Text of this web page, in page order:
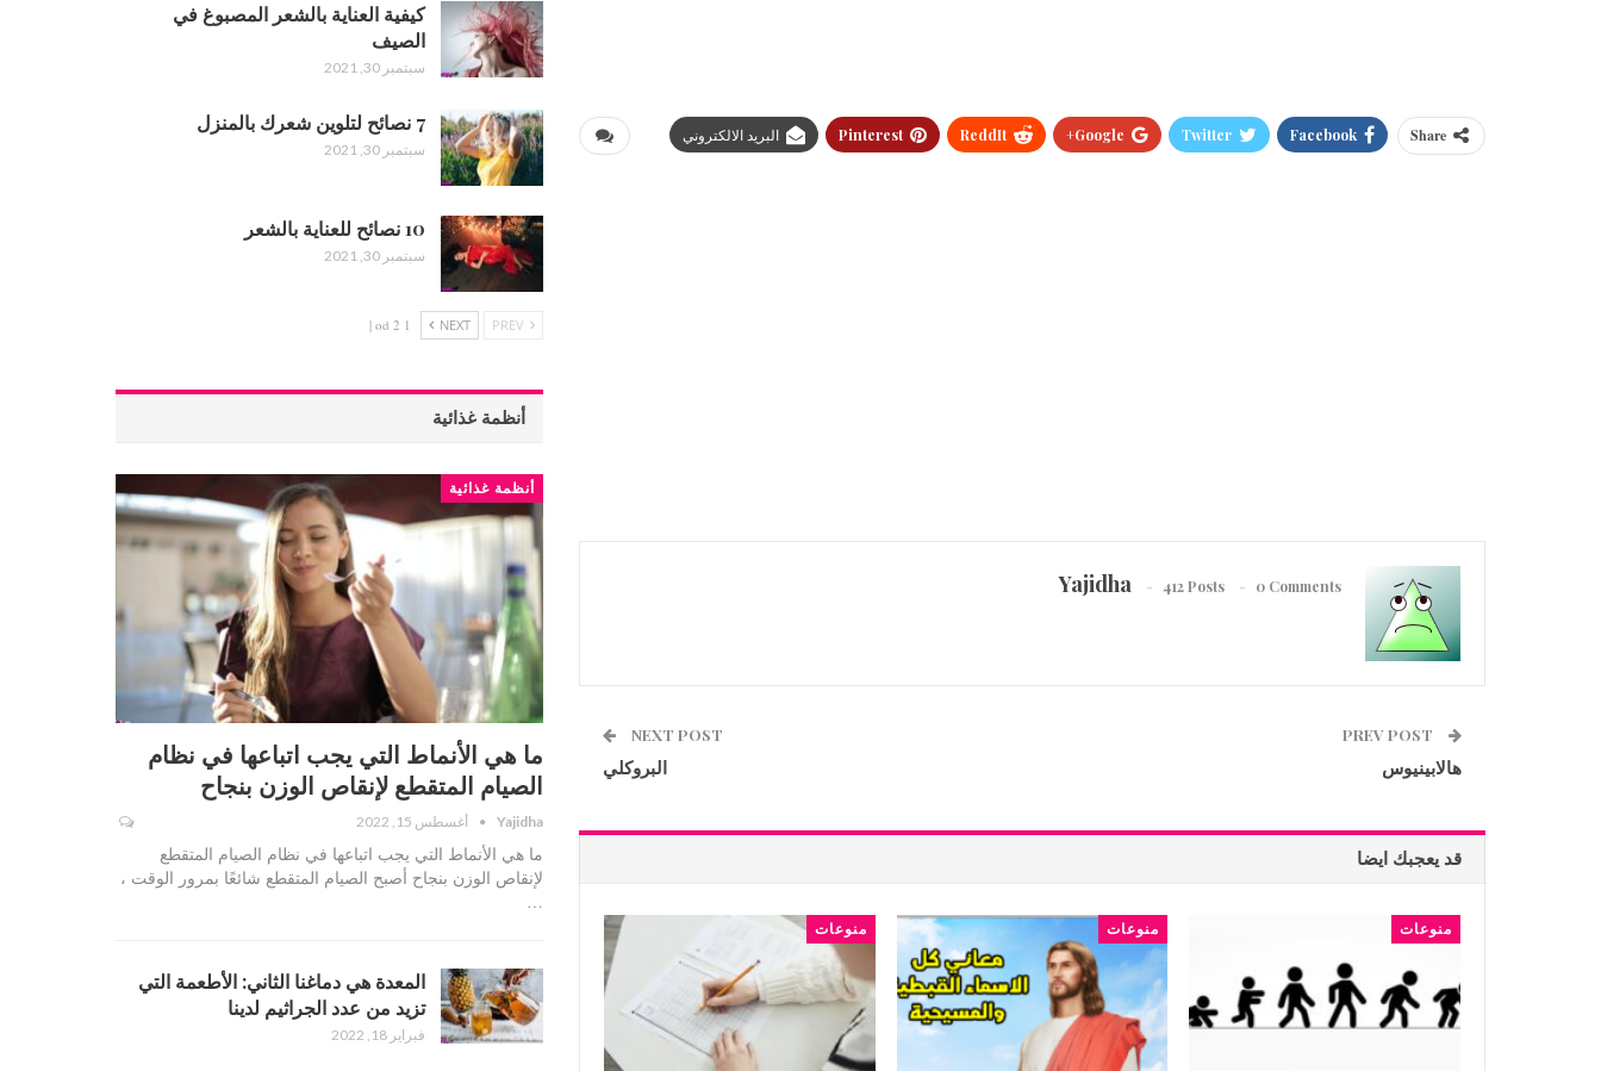
Share
Facebook
Twitter
Google+
ReddIt
Pinterest البريد الالكتروني
Yajidha 412 Posts 0 Comments
هالابينيوس
NEXT POST
البروكلي
قد يعجبك ايضا
منوعات منوعات منوعات
كيفية العناية بالشعر المصبوغ في
الصيف
سبتمبر 30, 2021
7 نصائح لتلوين شعرك بالمنزل
سبتمبر 30, 2021
10 نصائح للعناية بالشعر
سبتمبر 30, 2021
NEXT
1 od 2 |
أنظمة غذائية
أنظمة غذائية
ما هي الأنماط التي يجب اتباعها في نظام
الصيام المتقطع لإنقاص الوزن بنجاح
Yajidha أغسطس 15, 2022
ما هي الأنماط التي يجب اتباعها في نظام الصيام المتقطع
لإنقاص الوزن بنجاح أصبح الصيام المتقطع شائعًا بمرور الوقت ،
…
المعدة هي دماغنا الثاني: الأطعمة التي
تزيد من عدد الجراثيم لدينا
فبراير 18, 2022